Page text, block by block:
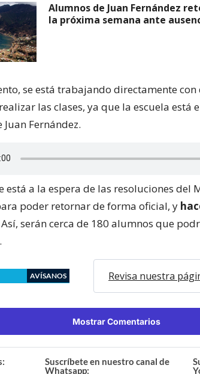
Alumnos de Juan Fernández
la próxima semana ante
se está trabajando directamente
las clases, ya que la escuela está
Fernández.
está a la espera de las resoluciones del
poder retornar de forma oficial, y
Así, serán cerca de 180 alumnos que
AVÍSANOS Revisa nuestra
Mostrar Comentarios
Suscríbete en nuestro canal de
Whatsapp: